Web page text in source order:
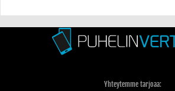
Yhteytemme tarjoaa: